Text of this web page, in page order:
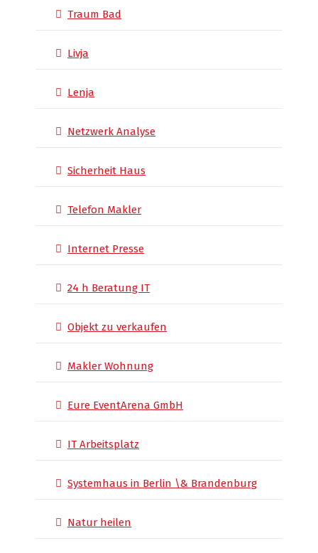
Traum Bad
Livja
Lenja
Netzwerk Analyse
Sicherheit Haus
Telefon Makler
Internet Presse
24 h Beratung IT
Objekt zu verkaufen
Makler Wohnung
Eure EventArena GmbH
IT Arbeitsplatz
Systemhaus in Berlin \& Brandenburg
Natur heilen